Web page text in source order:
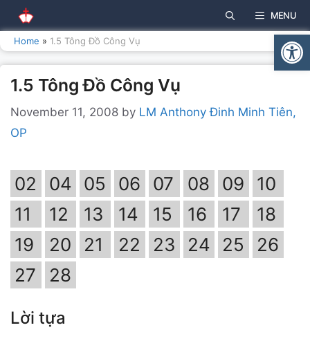
to
content
MENU
Home » 1.5 Tông Đồ Công Vụ
1.5 Tông Đồ Công Vụ
November 11, 2008 by LM Anthony Đinh Minh Tiên,
OP
02 04 05 06 07 08 09
10
11
12 13 14 15 16 17
18
19
20 21 22 23 24 25
26
27
28
Lời tựa